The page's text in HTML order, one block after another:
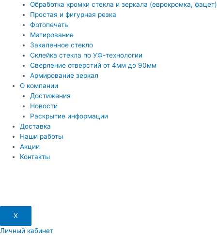
Обработка кромки стекла и зеркала (еврокромка, фацет)
Простая и фигурная резка
Фотопечать
Матирование
Закаленное стекло
Склейка стекла по УФ-технологии
Сверление отверстий от 4мм до 90мм
Армирование зеркал
О компании
Достижения
Новости
Раскрытие информации
Доставка
Наши работы
Акции
Контакты
X
Личный кабинет